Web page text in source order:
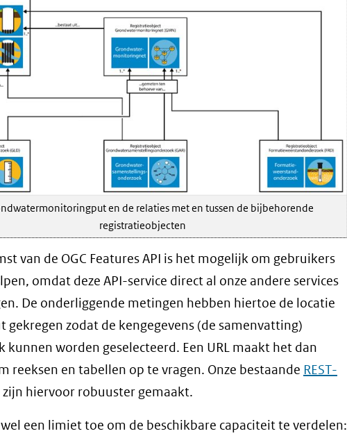
en de relaties met en tussen de bijbehorende
registratieobjecten
van de OGC Features API is het mogelijk om gebruikers
omdat deze API-service direct al onze andere services
De onderliggende metingen hebben hiertoe de locatie
gekregen zodat de kengegevens (de samenvatting)
kunnen worden geselecteerd. Een URL maakt het dan
reeksen en tabellen op te vragen. Onze bestaande REST-
zijn hiervoor robuuster gemaakt.
wel een limiet toe om de beschikbare capaciteit te verdelen: